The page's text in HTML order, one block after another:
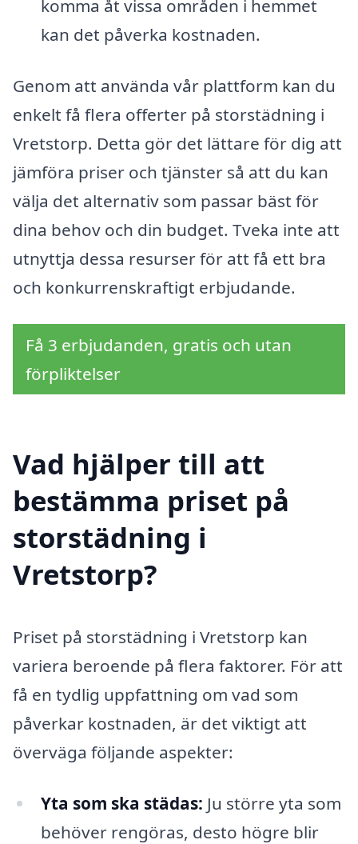
komma åt vissa områden i hemmet
kan det påverka kostnaden.
Genom att använda vår plattform kan du
enkelt få flera offerter på storstädning i
Vretstorp. Detta gör det lättare för dig att
jämföra priser och tjänster så att du kan
välja det alternativ som passar bäst för
dina behov och din budget. Tveka inte att
utnyttja dessa resurser för att få ett bra
och konkurrenskraftigt erbjudande.
Få 3 erbjudanden, gratis och utan
förpliktelser
Vad hjälper till att
bestämma priset på
storstädning i
Vretstorp?
Priset på storstädning i Vretstorp kan
variera beroende på flera faktorer. För att
få en tydlig uppfattning om vad som
påverkar kostnaden, är det viktigt att
överväga följande aspekter:
Yta som ska städas: Ju större yta som
behöver rengöras, desto högre blir